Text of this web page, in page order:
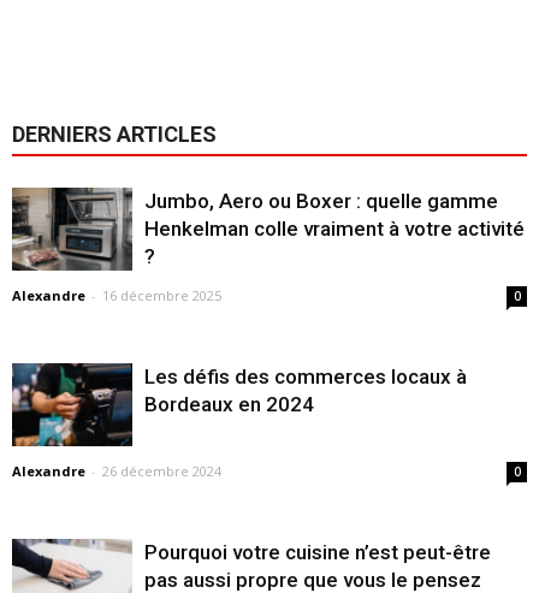
DERNIERS ARTICLES
Jumbo, Aero ou Boxer : quelle gamme
Henkelman colle vraiment à votre activité
?
Alexandre - 16 décembre 2025 0
Les défis des commerces locaux à
Bordeaux en 2024
Alexandre - 26 décembre 2024 0
Pourquoi votre cuisine n’est peut-être
pas aussi propre que vous le pensez